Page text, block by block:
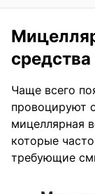
Чаще всего
провоцируют
мицеллярная
которые
требующие